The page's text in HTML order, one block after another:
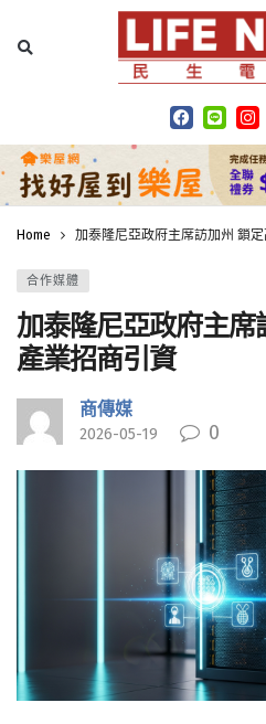
Home 加泰隆尼亞政府主席訪加州 鎖
合作媒體
加泰隆尼亞政府主席
產業招商引資
商傳媒
2026-05-19 0